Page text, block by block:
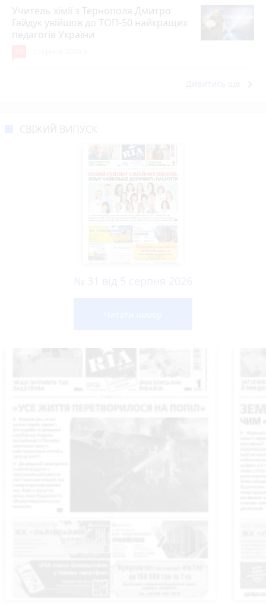
Учитель хімії з Тернополя Дмитро
Гайдук увійшов до ТОП-50 найкращих
педагогів України